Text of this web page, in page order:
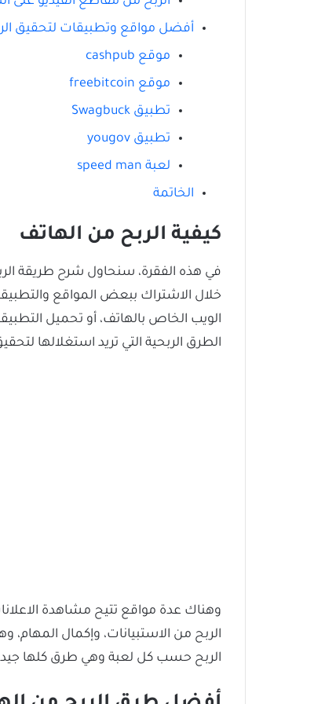
أفضل مواقع وتطبيقات لتحقيق
موقع cashpub
موقع freebitcoin
تطبيق Swagbuck
تطبيق yougov
لعبة speed man
الخاتمة
كيفية الربح من الهاتف
في هذه الفقرة، سنحاول شرح طريقة
خلال الاشتراك ببعض المواقع
الويب الخاص بالهاتف، أو تحميل
الطرق الربحية التي تريد استغلالها
وهناك عدة مواقع تتيح مشاهدة
الربح من الاستبيانات، وإكمال
الربح حسب كل لعبة وهي طرق كلها